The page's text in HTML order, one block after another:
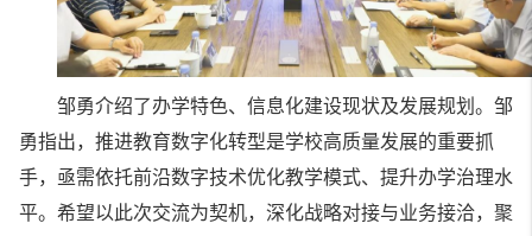
邹勇介绍了办学特色、信息化建设现状及发展规划。邹
勇指出，推进教育数字化转型是学校高质量发展的重要抓
手，亟需依托前沿数字技术优化教学模式、提升办学治理水
平。希望以此次交流为契机，深化战略对接与业务接洽，聚